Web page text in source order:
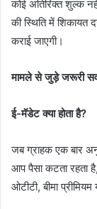
कोई अतिरिक्त शुल्क
की स्थिति में शिकायत
कराई जाएगी।
मामले से जुड़े जरूरी
ई-मॅडेट क्या होता है?
जब ग्राहक एक बार
आप पैसा कटता रहता
ओटीटी, बीमा